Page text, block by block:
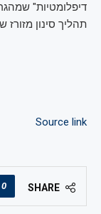
דיפלומטיות"
תהליך סינון
Source link
SHARE
0